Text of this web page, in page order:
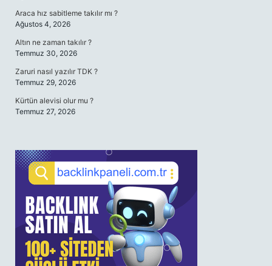
Araca hız sabitleme takılır mı ?
Ağustos 4, 2026
Altın ne zaman takılır ?
Temmuz 30, 2026
Zaruri nasıl yazılır TDK ?
Temmuz 29, 2026
Kürtün alevisi olur mu ?
Temmuz 27, 2026